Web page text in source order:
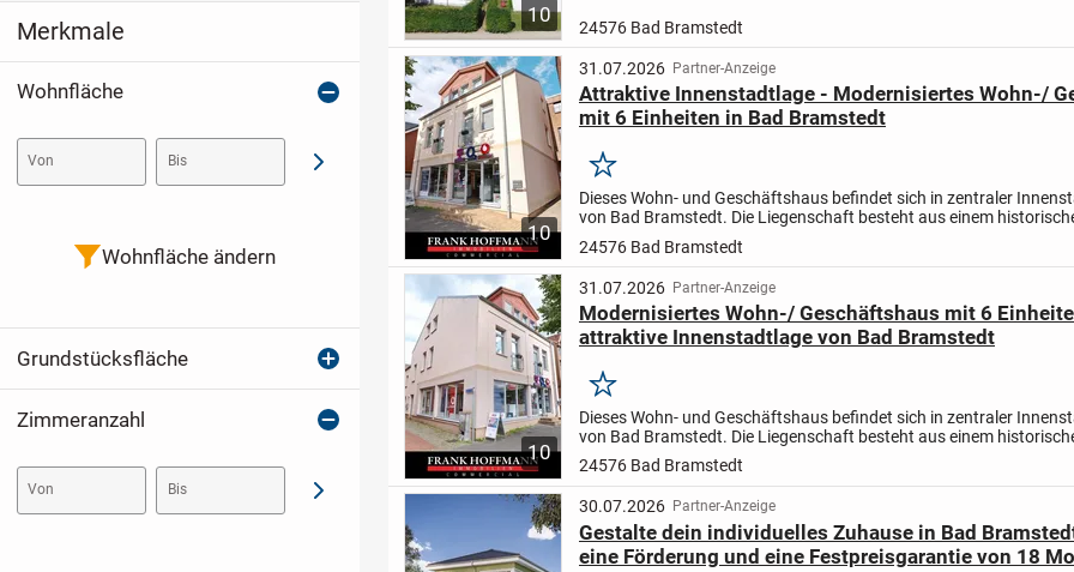
10
24576 Bad Bramstedt
10
31.07.2026 Partner-Anzeige
Attraktive Innenstadtlage - Modernisiertes Wohn-/
mit 6 Einheiten in Bad Bramstedt
Merken
Dieses Wohn- und Geschäftshaus befindet sich in zentraler
von Bad Bramstedt. Die Liegenschaft besteht aus einem
Wohn-/Geschäftshaus sowie einem rückwärtigen Wohnhaus und...
24576 Bad Bramstedt
10
31.07.2026 Partner-Anzeige
Modernisiertes Wohn-/ Geschäftshaus mit 6
attraktive Innenstadtlage von Bad Bramstedt
Merken
Dieses Wohn- und Geschäftshaus befindet sich in zentraler
von Bad Bramstedt. Die Liegenschaft besteht aus einem
Wohn-/Geschäftshaus sowie einem rückwärtigen Wohnhaus und...
24576 Bad Bramstedt
30.07.2026 Partner-Anzeige
Gestalte dein individuelles Zuhause in Bad
eine Förderung und eine Festpreisgarantie von 18
Merkmale
Wohnfläche
Von Bis Abschicken
Wohnfläche ändern
Grundstücksfläche
Zimmeranzahl
Von Bis Abschicken